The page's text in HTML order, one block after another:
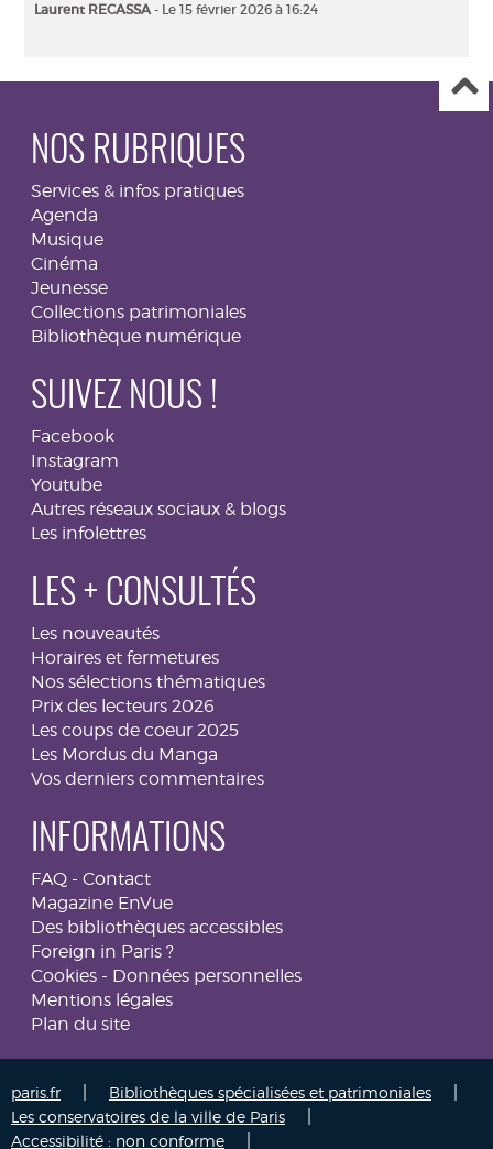
Laurent RECASSA- Le 15 février 2026 à 16:24
NOS RUBRIQUES
Services & infos pratiques
Agenda
Musique
Cinéma
Jeunesse
Collections patrimoniales
Bibliothèque numérique
SUIVEZ NOUS !
Facebook
Instagram
Youtube
Autres réseaux sociaux & blogs
Les infolettres
LES + CONSULTÉS
Les nouveautés
Horaires et fermetures
Nos sélections thématiques
Prix des lecteurs 2026
Les coups de coeur 2025
Les Mordus du Manga
Vos derniers commentaires
INFORMATIONS
FAQ - Contact
Magazine EnVue
Des bibliothèques accessibles
Foreign in Paris ?
Cookies - Données personnelles
Mentions légales
Plan du site
paris.fr Bibliothèques spécialisées et patrimoniales
Les conservatoires de la ville de Paris
Accessibilité : non conforme